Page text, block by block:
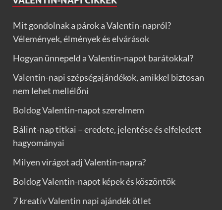
Mit gondolnak a párok a Valentin-napról?
Vélemények, élmények és elvárások
Hogyan ünnepeld a Valentin-napot barátokkal?
Valentin-napi szépségajándékok, amikkel biztosan
nem lehet mellélőni
Boldog Valentin-napot szerelmem
Bálint-nap titkai – eredete, jelentése és elfeledett
hagyományai
Milyen virágot adj Valentin-napra?
Boldog Valentin-napot képek és köszöntők
7 kreatív Valentin napi ajándék ötlet